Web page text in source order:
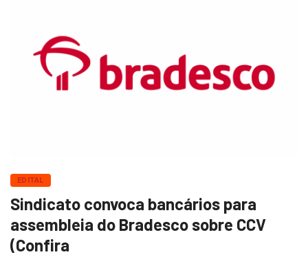
EDITAL
Sindicato convoca bancários para
assembleia do Bradesco sobre CCV
(Confira